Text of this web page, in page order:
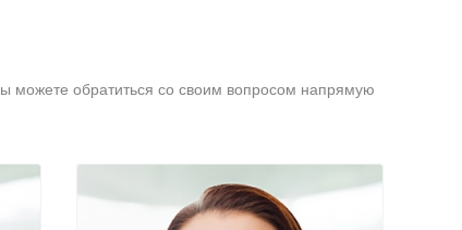
можете обратиться со своим вопросом напрямую